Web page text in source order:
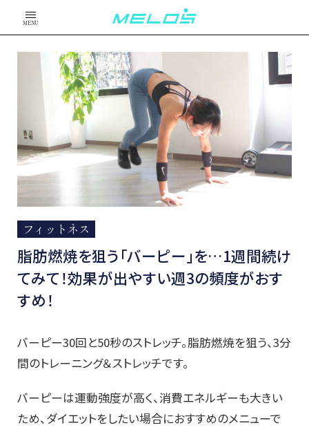
MENU
フィットネス
脂肪燃焼を狙う「バーピー」を…1週間続け
てみて！効果が出やすい週3の頻度がおす
すめ！
バーピー30回と50秒のストレッチ。脂肪燃焼を狙う、3分
間のトレーニング＆ストレッチです。
バーピーは運動強度が高く、消費エネルギーも大きい
ため、ダイエットをしたい場合におすすめのメニューで